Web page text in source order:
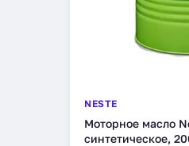
NESTE
Моторное масло
синтетическое,